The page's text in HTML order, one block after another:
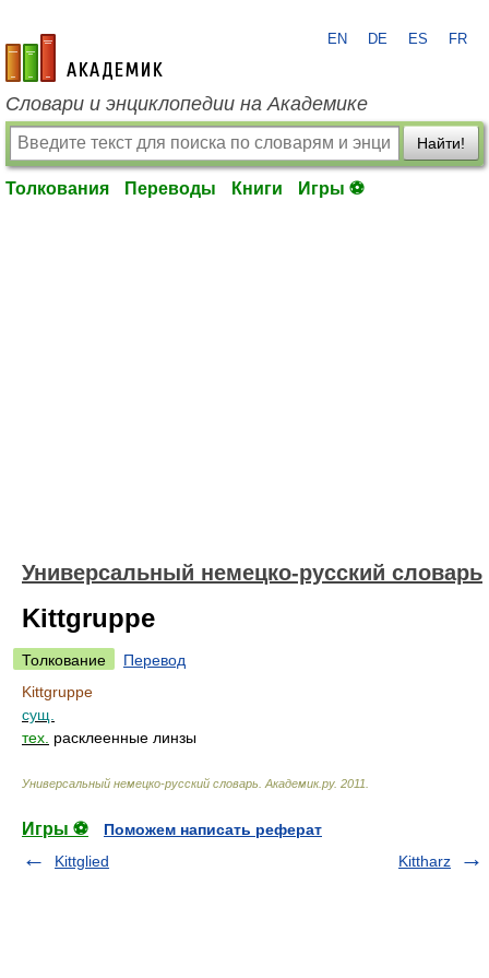
academic.ru
EN DE ES FR
Словари и энциклопедии на Академике
Найти!
Толкования Переводы Книги Игры ⚽
Универсальный немецко-русский словарь
Kittgruppe
Толкование
Перевод
Kittgruppe
сущ.
тех. расклеенные линзы
Универсальный немецко-русский словарь Академик.ру. 2011
Игры ⚽
Поможем написать реферат
Kittglied
Kittharz